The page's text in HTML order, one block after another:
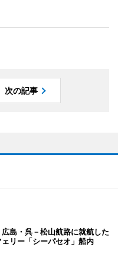
次の記事
広島・呉－松山航路に就航した
リー「シーパセオ」船内